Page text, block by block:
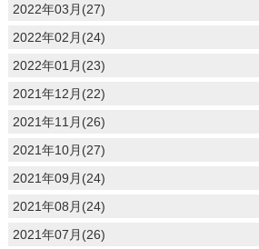
2022年03月(27)
2022年02月(24)
2022年01月(23)
2021年12月(22)
2021年11月(26)
2021年10月(27)
2021年09月(24)
2021年08月(24)
2021年07月(26)